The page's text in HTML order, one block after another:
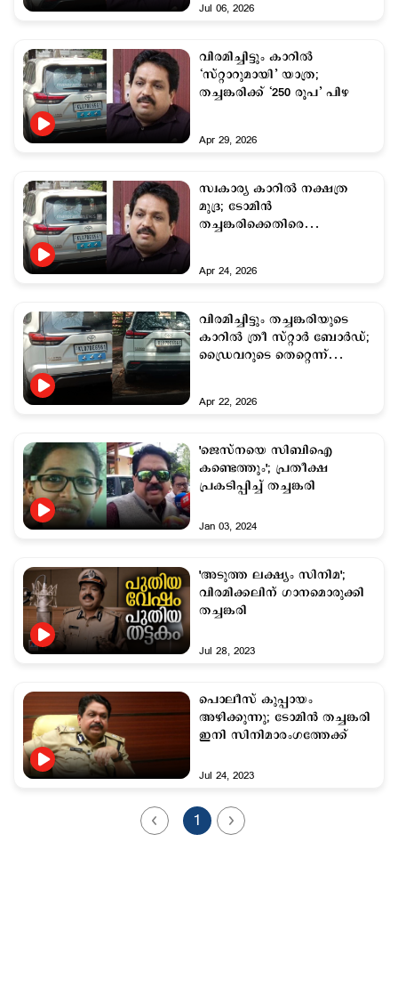
Jul 06, 2026
വിരമിച്ചിട്ടും കാറില്‍
‘സ്റ്റാറുമായി’ യാത്ര;
തച്ചങ്കരിക്ക് ‘250 രൂപ’ പിഴ
Apr 29, 2026
സ്വകാര്യ കാറില്‍ നക്ഷത്ര
മുദ്ര; ടോമിന്‍
തച്ചങ്കരിക്കെതിരെ
Apr 24, 2026
വിരമിച്ചിട്ടും തച്ചങ്കരിയുടെ
കാറിൽ ത്രീ സ്റ്റാർ ബോർഡ്;
ഡ്രൈവറുടെ തെറ്റെന്ന്
Apr 22, 2026
'ജെസ്നയെ സിബിഐ
കണ്ടെത്തും'; പ്രതീക്ഷ
പ്രകടിപ്പിച്ച് തച്ചങ്കരി
Jan 03, 2024
'അടുത്ത ലക്ഷ്യം സിനിമ';
വിരമിക്കലിന് ഗാനമൊരുക്കി
തച്ചങ്കരി
Jul 28, 2023
പൊലീസ് കുപ്പായം
അഴിക്കുന്നു; ടോമിന്‍ തച്ചങ്കരി
ഇനി സിനിമാരംഗത്തേക്ക്
Jul 24, 2023
1